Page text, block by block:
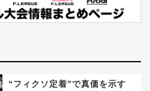
“フィクソ定着”で真価を示す